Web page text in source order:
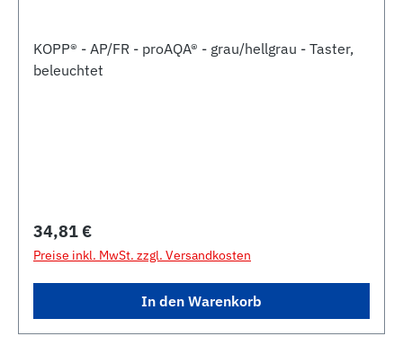
KOPP® - AP/FR - proAQA® - grau/hellgrau - Taster,
beleuchtet
Regulärer Preis:
34,81 €
Preise inkl. MwSt. zzgl. Versandkosten
In den Warenkorb